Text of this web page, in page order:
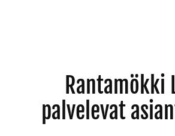
Rantamökki
palvelevat